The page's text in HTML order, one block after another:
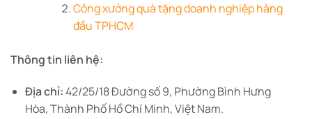
Công xưởng quà tặng doanh nghiệp hàng
đầu TPHCM
Thông tin liên hệ:
Địa chỉ:42/25/18 Đường số 9, Phường Bình Hưng
Hòa, Thành Phố Hồ Chí Minh, Việt Nam.